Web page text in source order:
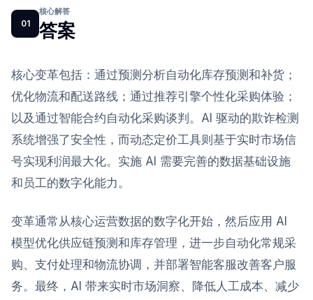
01
核心解答
答案
核心变革包括：通过预测分析自动化库存预测和补货；
优化物流和配送路线；通过推荐引擎个性化采购体验；
以及通过智能合约自动化采购谈判。AI 驱动的欺诈检测
系统增强了安全性，而动态定价工具则基于实时市场信
号实现利润最大化。实施 AI 需要完善的数据基础设施
和员工的数字化能力。
变革通常从核心运营数据的数字化开始，然后应用 AI
模型优化供应链预测和库存管理，进一步自动化常规采
购、支付处理和物流协调，并部署智能客服改善客户服
务。最终，AI 带来实时市场洞察、降低人工成本、减少